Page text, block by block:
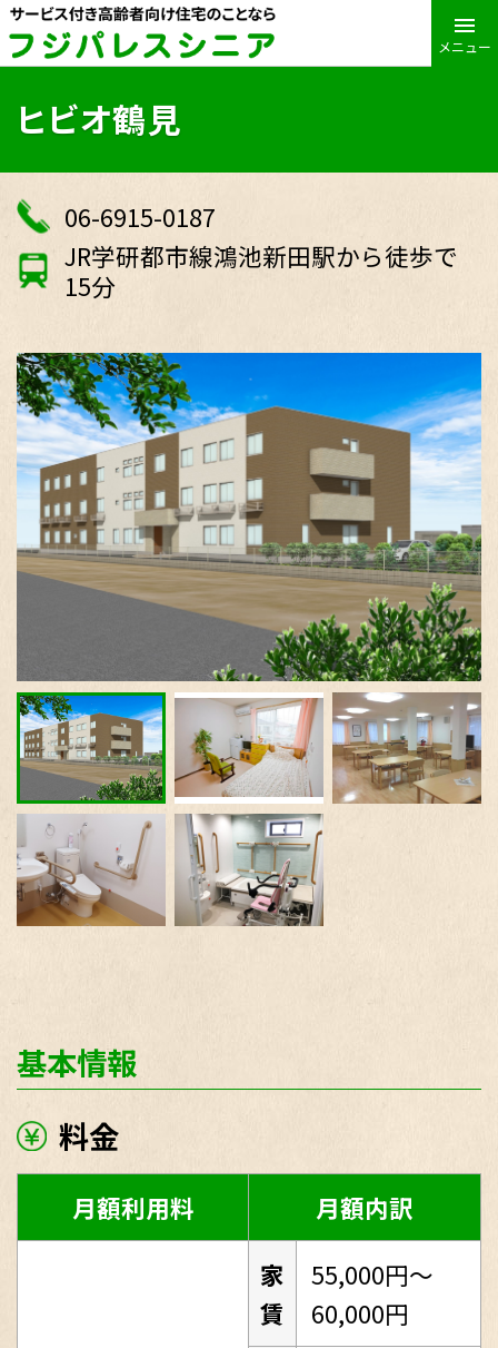
メニュー
ヒビオ鶴見
06-6915-0187
JR学研都市線鴻池新田駅から徒歩で
15分
基本情報
料金
月額利用料 月額内訳
家
賃
55,000円～
60,000円